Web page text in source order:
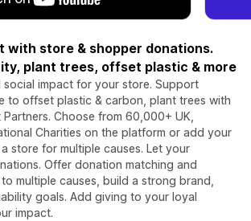
with store & shopper donations.
plant trees, offset plastic & more
social impact for your store. Support
to offset plastic & carbon, plant trees with
Choose from 60,000+ UK,
Charities on the platform or add your
store for multiple causes. Let your
Offer donation matching and
multiple causes, build a strong brand,
goals. Add giving to your loyal
impact.